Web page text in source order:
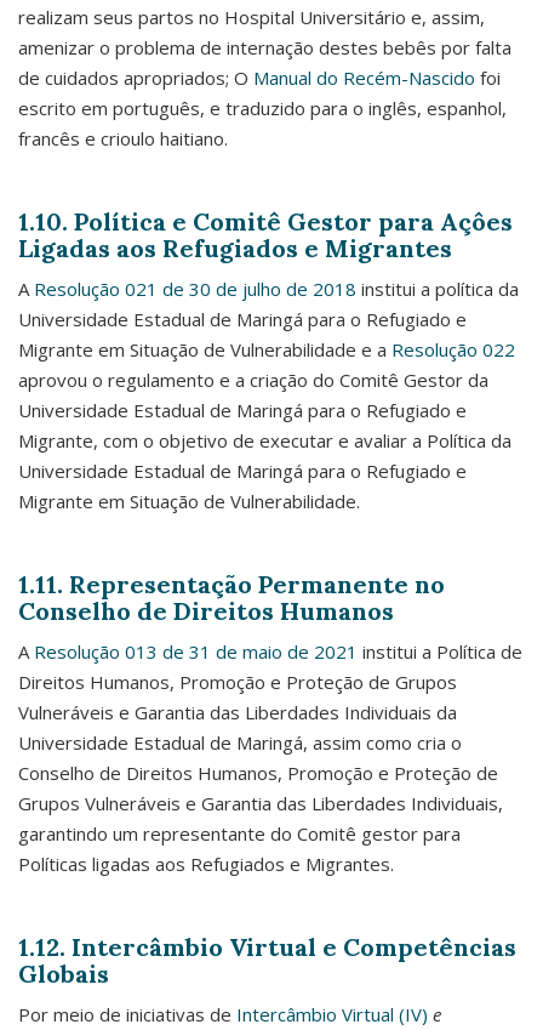
realizam seus partos no Hospital Universitário e, assim,
amenizar o problema de internação destes bebês por falta
de cuidados apropriados; O Manual do Recém-Nascido foi
escrito em português, e traduzido para o inglês, espanhol,
francês e crioulo haitiano.
1.10. Política e Comitê Gestor para Açôes
Ligadas aos Refugiados e Migrantes
A Resolução 021 de 30 de julho de 2018 institui a política da
Universidade Estadual de Maringá para o Refugiado e
Migrante em Situação de Vulnerabilidade e a Resolução 022
aprovou o regulamento e a criação do Comitê Gestor da
Universidade Estadual de Maringá para o Refugiado e
Migrante, com o objetivo de executar e avaliar a Política da
Universidade Estadual de Maringá para o Refugiado e
Migrante em Situação de Vulnerabilidade.
1.11. Representação Permanente no
Conselho de Direitos Humanos
A Resolução 013 de 31 de maio de 2021 institui a Política de
Direitos Humanos, Promoção e Proteção de Grupos
Vulneráveis e Garantia das Liberdades Individuais da
Universidade Estadual de Maringá, assim como cria o
Conselho de Direitos Humanos, Promoção e Proteção de
Grupos Vulneráveis e Garantia das Liberdades Individuais,
garantindo um representante do Comitê gestor para
Políticas ligadas aos Refugiados e Migrantes.
1.12. Intercâmbio Virtual e Competências
Globais
Por meio de iniciativas de Intercâmbio Virtual (IV) e